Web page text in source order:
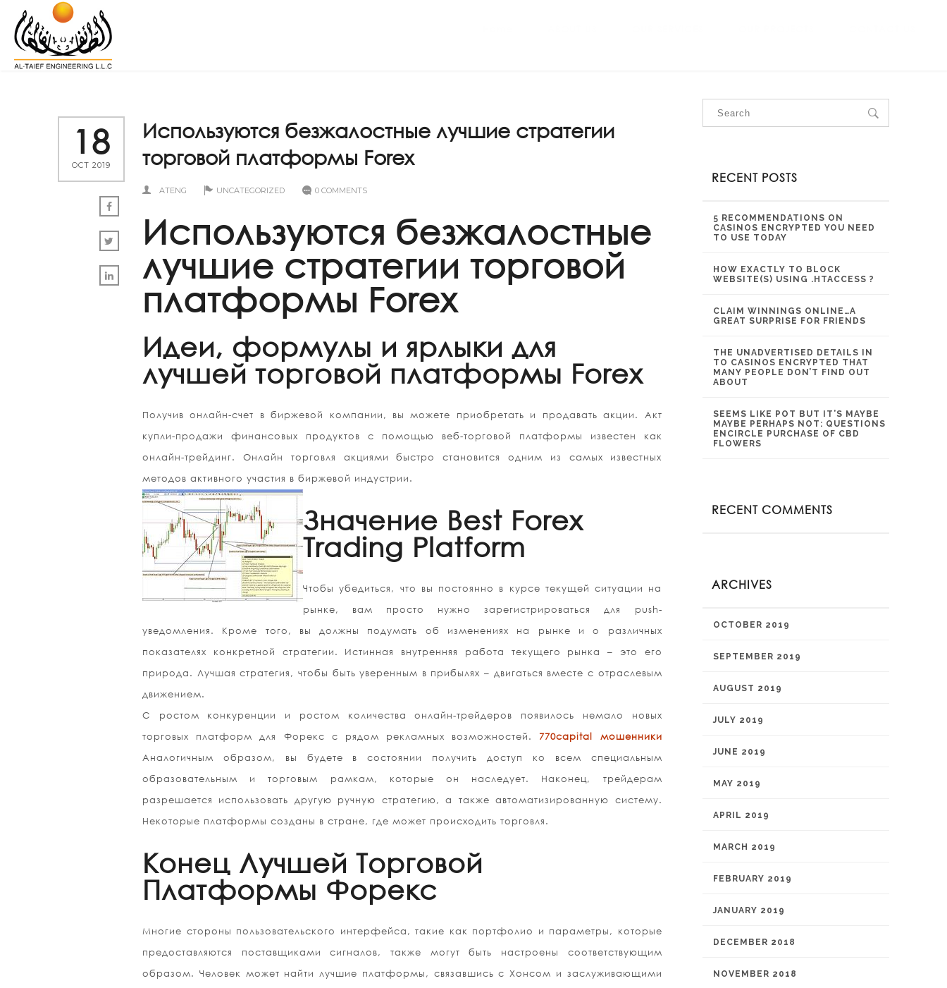
18
OCT 2019
Используются безжалостные лучшие стратегии
торговой платформы Forex
ATENG UNCATEGORIZED 0 COMMENTS
Используются безжалостные
лучшие стратегии торговой
платформы Forex
Идеи, формулы и ярлыки для
лучшей торговой платформы Forex
Получив онлайн-счет в биржевой компании, вы можете приобретать и продавать акции. Акт
купли-продажи финансовых продуктов с помощью веб-торговой платформы известен как
онлайн-трейдинг. Онлайн торговля акциями быстро становится одним из самых известных
методов активного участия в биржевой индустрии.
Значение Best Forex
Trading Platform
Чтобы убедиться, что вы постоянно в курсе текущей ситуации на
рынке, вам просто нужно зарегистрироваться для push-
уведомления. Кроме того, вы должны подумать об изменениях на рынке и о различных
показателях конкретной стратегии. Истинная внутренняя работа текущего рынка – это его
природа. Лучшая стратегия, чтобы быть уверенным в прибылях – двигаться вместе с отраслевым
движением.
С ростом конкуренции и ростом количества онлайн-трейдеров появилось немало новых
торговых платформ для Форекс с рядом рекламных возможностей. 770capital мошенники
Аналогичным образом, вы будете в состоянии получить доступ ко всем специальным
образовательным и торговым рамкам, которые он наследует. Наконец, трейдерам
разрешается использовать другую ручную стратегию, а также автоматизированную систему.
Некоторые платформы созданы в стране, где может происходить торговля.
Конец Лучшей Торговой
Платформы Форекс
Многие стороны пользовательского интерфейса, такие как портфолио и параметры, которые
предоставляются поставщиками сигналов, также могут быть настроены соответствующим
образом. Человек может найти лучшие платформы, связавшись с Хонсом и заслуживающими
RECENT POSTS
5 RECOMMENDATIONS ON
CASINOS ENCRYPTED YOU NEED
TO USE TODAY
HOW EXACTLY TO BLOCK
WEBSITE(S) USING .HTACCESS ?
CLAIM WINNINGS ONLINE…A
GREAT SURPRISE FOR FRIENDS
THE UNADVERTISED DETAILS IN
TO CASINOS ENCRYPTED THAT
MANY PEOPLE DON’T FIND OUT
ABOUT
SEEMS LIKE POT BUT IT’S MAYBE
MAYBE PERHAPS NOT: QUESTIONS
ENCIRCLE PURCHASE OF CBD
FLOWERS
RECENT COMMENTS
ARCHIVES
OCTOBER 2019
SEPTEMBER 2019
AUGUST 2019
JULY 2019
JUNE 2019
MAY 2019
APRIL 2019
MARCH 2019
FEBRUARY 2019
JANUARY 2019
DECEMBER 2018
NOVEMBER 2018